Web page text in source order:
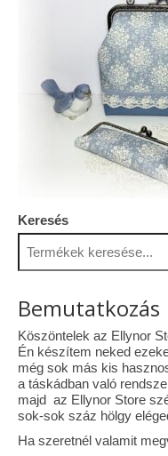
Táskák
Neszeszerek
Tárcák
Zsebkendő
Bankkártya
Tolltartók
Mobiltelefon
Tote bag
Piactér
Kosár
Galéria
Hasznos
Keresés
Bemutatkozás
Köszöntelek az Ellynor
Én készítem neked
még sok más kis
a táskádban való
majd az Ellynor Store
sok-sok száz hölgy
Ha szeretnél valamit